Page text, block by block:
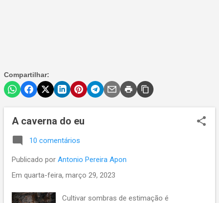
Compartilhar:
A caverna do eu
10 comentários
Publicado por Antonio Pereira Apon
Em quarta-feira, março 29, 2023
Cultivar sombras de estimação é